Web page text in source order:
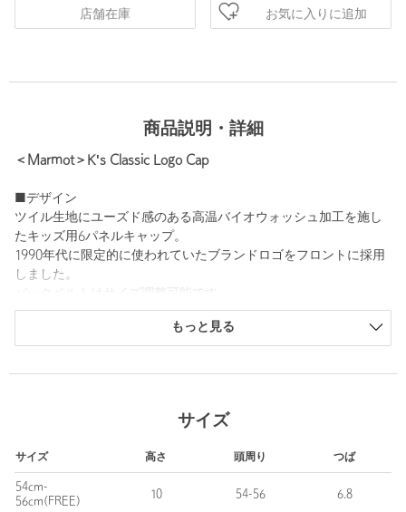
店舗在庫 お気に入りに追加
商品説明・詳細
＜Marmot＞K's Classic Logo Cap
■デザイン
ツイル生地にユーズド感のある高温バイオウォッシュ加工を施し
たキッズ用6パネルキャップ。
1990年代に限定的に使われていたブランドロゴをフロントに採用
しました。
日除けとして普段使いをはじめ、アウトドア、レジャーシーンま
============================
■メーカー品番：MTFW25KHG225
＜Marmot（マーモット）＞
もっと見る
サイズ
サイズ 高さ 頭周り つば
54cm-
56cm(FREE)
10 54-56 6.8